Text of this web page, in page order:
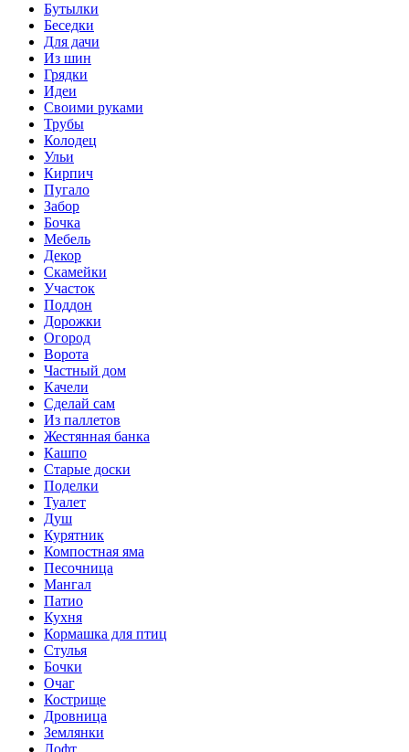
Бутылки
Беседки
Для дачи
Из шин
Грядки
Идеи
Своими руками
Трубы
Колодец
Ульи
Кирпич
Пугало
Забор
Бочка
Мебель
Декор
Скамейки
Участок
Поддон
Дорожки
Огород
Ворота
Частный дом
Качели
Сделай сам
Из паллетов
Жестянная банка
Кашпо
Старые доски
Поделки
Туалет
Душ
Курятник
Компостная яма
Песочница
Мангал
Патио
Кухня
Кормашка для птиц
Стулья
Бочки
Очаг
Кострище
Дровница
Землянки